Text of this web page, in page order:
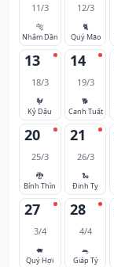
11/3
🐅
Nhâm Dần
12/3
🐈
Quý Mão
13
18/3
🐓
Kỷ Dậu
14
19/3
🐕
Canh Tuất
20
25/3
🐉
Bính Thìn
21
26/3
🐍
Đinh Tỵ
27
3/4
🐖
Quý Hợi
28
4/4
🐀
Giáp Tý